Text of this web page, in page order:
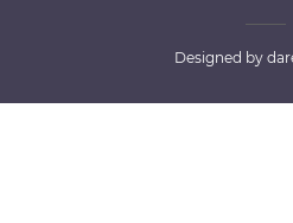
Designed by